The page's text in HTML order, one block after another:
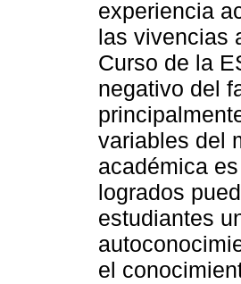
experiencia
las vivencias
Curso de la
negativo del
variables del
académica
logrados
estudiantes
el